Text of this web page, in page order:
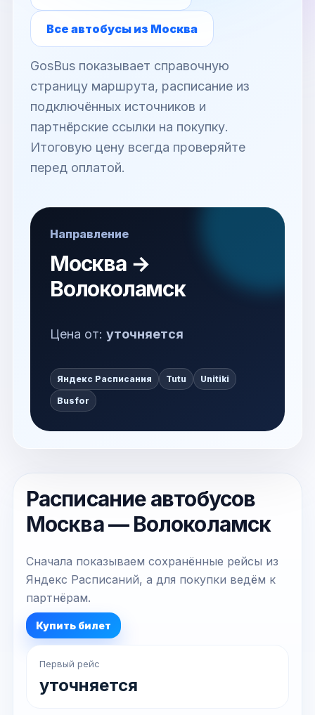
Все автобусы из Москва
GosBus показывает справочную
страницу маршрута, расписание из
подключённых источников и
партнёрские ссылки на покупку.
Итоговую цену всегда проверяйте
перед оплатой.
Направление
Москва →
Волоколамск
Цена от: уточняется
Яндекс Расписания Tutu Unitiki
Busfor
Расписание автобусов
Москва — Волоколамск
Сначала показываем сохранённые рейсы из
Яндекс Расписаний, а для покупки ведём к
партнёрам.
Купить билет
Первый рейс
уточняется